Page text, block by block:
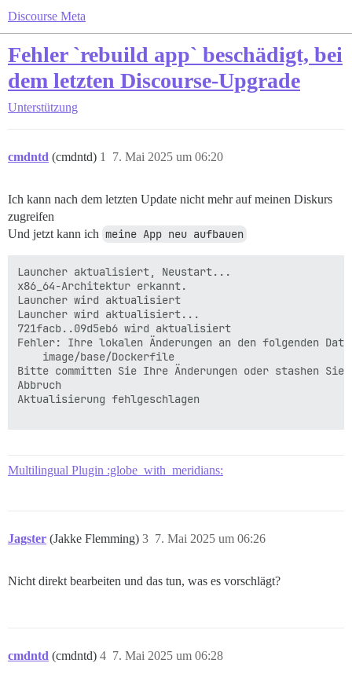
Discourse Meta
Fehler `rebuild app` beschädigt, bei
dem letzten Discourse-Upgrade
Unterstützung
cmdntd (cmdntd) 7. Mai 2025 um 06:20
1
Ich kann nach dem letzten Update nicht mehr auf meinen Diskurs
zugreifen
Und jetzt kann ich meine App neu aufbauen
Launcher aktualisiert, Neustart...
x86_64-Architektur erkannt.
Launcher wird aktualisiert
Launcher wird aktualisiert...
721facb..09d5eb6 wird aktualisiert
Fehler: Ihre lokalen Änderungen an den folgenden
Bitte committen Sie Ihre Änderungen oder stashen
Abbruch
Aktualisierung fehlgeschlagen
Multilingual Plugin :globe_with_meridians:
Jagster (Jakke Flemming) 7. Mai 2025 um 06:26
3
Nicht direkt bearbeiten und das tun, was es vorschlägt?
cmdntd (cmdntd) 7. Mai 2025 um 06:28
4